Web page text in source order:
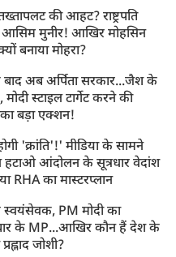
की आहट? राष्ट्रपति
आसिम मुनीर! आखिर मोहसिन
बनाया मोहरा?
अब अर्पिता सरकार...जैश के
स्टाइल टार्गेट करने की
का बड़ा एक्शन!
'क्रांति'!' मीडिया के सामने
हटाओ आंदोलन के सूत्रधार वेदांश
RHA का मास्टरप्लान
स्वयंसेवक, PM मोदी का
के MP...आखिर कौन हैं देश के
जोशी?